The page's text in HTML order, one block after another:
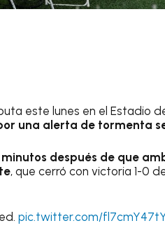
este lunes en el Estadio
una alerta de tormenta
después de que
, que cerró con victoria 1-0
pic.twitter.com/